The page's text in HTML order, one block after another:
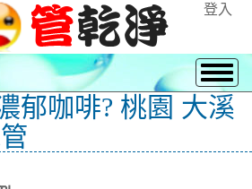
登入
郁咖啡? 桃園 大溪